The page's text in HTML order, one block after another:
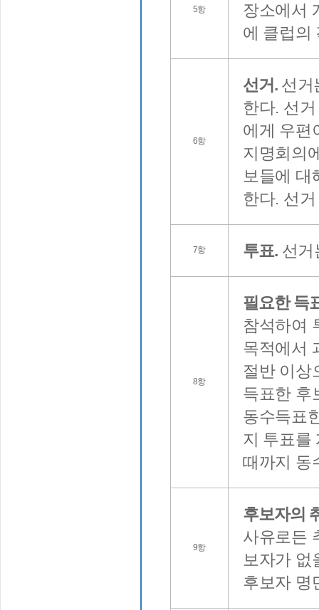
5항
장소에서
에 클럽의
6항
선거. 선거
한다. 선
에게 우편
지명회의
보들에 대
한다. 선
7항 투표. 선거
8항
필요한 득
참석하여
목적에서
절반 이상
득표한 후
동수득표
지 투표를
때까지 동
9항
후보자의
사유로든
보자가 없
후보자 명